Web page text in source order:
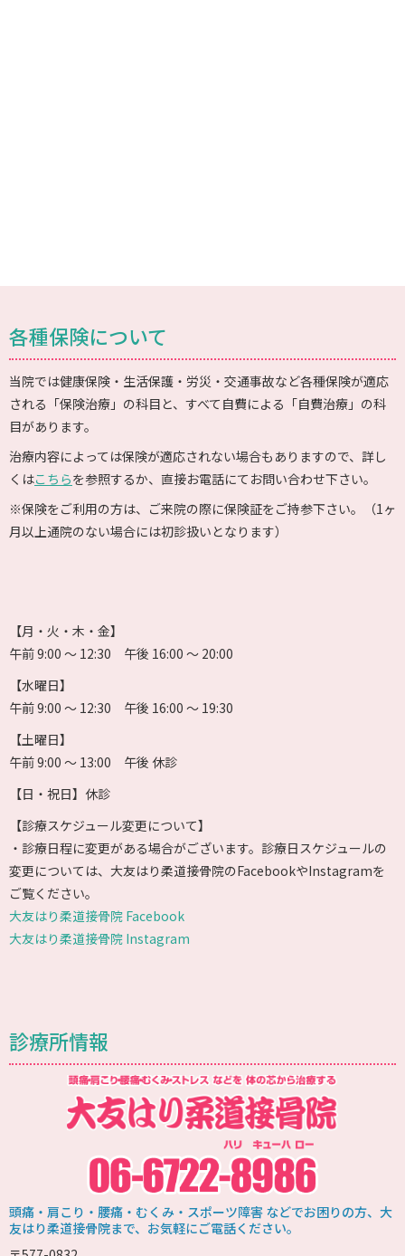
各種保険について
当院では健康保険・生活保護・労災・交通事故など各種保険が適応
される「保険治療」の科目と、すべて自費による「自費治療」の科
目があります。
治療内容によっては保険が適応されない場合もありますので、詳し
くはこちらを参照するか、直接お電話にてお問い合わせ下さい。
※保険をご利用の方は、ご来院の際に保険証をご持参下さい。（1ヶ
月以上通院のない場合には初診扱いとなります）
【月・火・木・金】
午前 9:00 〜 12:30 午後 16:00 〜 20:00
【水曜日】
午前 9:00 〜 12:30 午後 16:00 〜 19:30
【土曜日】
午前 9:00 〜 13:00 午後 休診
【日・祝日】休診
【診療スケジュール変更について】
・診療日程に変更がある場合がございます。診療日スケジュールの
変更については、大友はり柔道接骨院のFacebookやInstagramを
ご覧ください。
大友はり柔道接骨院 Facebook
大友はり柔道接骨院 Instagram
診療所情報
頭痛・肩こり・腰痛・むくみ・スポーツ障害 などでお困りの方、大
友はり柔道接骨院まで、お気軽にご電話ください。